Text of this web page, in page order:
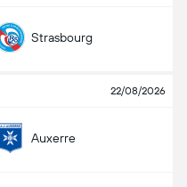
Strasbourg
22/08/2026
Auxerre